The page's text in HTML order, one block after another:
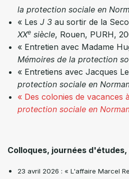
la protection sociale en
« Les J 3 au sortir de la
XXe siècle, Rouen, PURH,
« Entretien avec Madame
Mémoires de la protection
« Entretiens avec Jacques
protection sociale en
« Des colonies de vacances
protection sociale en
Colloques, journées
23 avril 2026 : « L'affaire Marcel